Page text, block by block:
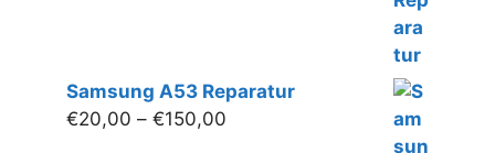
Samsung A53 Reparatur
€20,00 – €150,00